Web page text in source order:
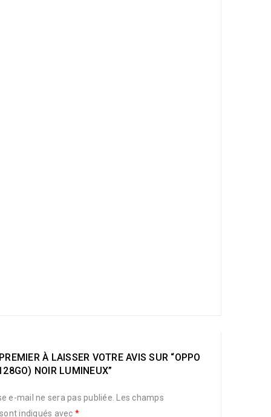
À LAISSER VOTRE AVIS SUR “OPPO
NOIR LUMINEUX”
e-mail ne sera pas publiée.
Les champs
indiqués avec *